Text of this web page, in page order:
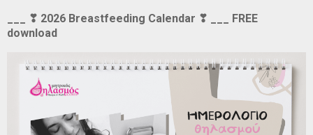
___ ❣ 2026 Breastfeeding Calendar ❣ ___ FREE
download